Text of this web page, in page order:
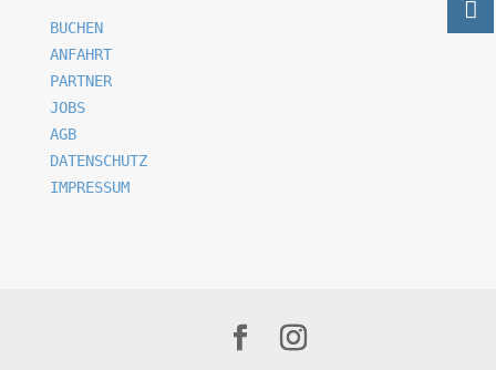
BUCHEN
ANFAHRT
PARTNER
JOBS
AGB
DATENSCHUTZ
IMPRESSUM